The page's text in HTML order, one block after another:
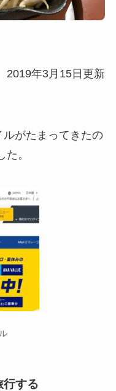
2019年3月15日更新
がたまってきたの
。
行する